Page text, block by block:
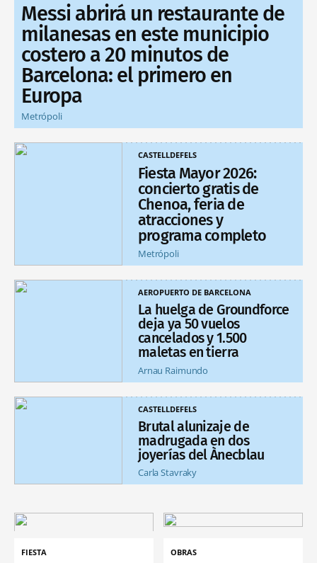
Messi abrirá un restaurante de
milanesas en este municipio
costero a 20 minutos de
Barcelona: el primero en
Europa
Metrópoli
CASTELLDEFELS
Fiesta Mayor 2026:
concierto gratis de
Chenoa, feria de
atracciones y
programa completo
Metrópoli
AEROPUERTO DE BARCELONA
La huelga de Groundforce
deja ya 50 vuelos
cancelados y 1.500
maletas en tierra
Arnau Raimundo
CASTELLDEFELS
Brutal alunizaje de
madrugada en dos
joyerías del Ànecblau
Carla Stavraky
FIESTA OBRAS